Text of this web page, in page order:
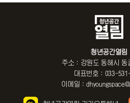
청년공간열림
주소 : 강원도 동해시 동
대표번호 : 033-
이메일 :